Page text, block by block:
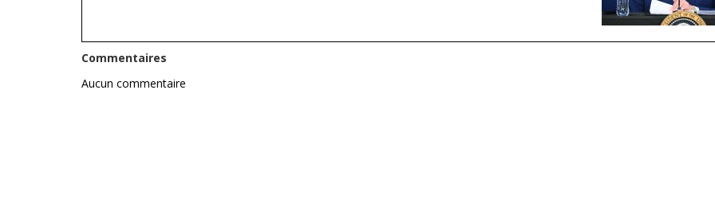
Commentaires
Aucun commentaire